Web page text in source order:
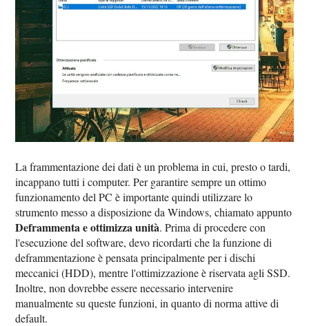
La frammentazione dei dati è un problema in cui, presto o tardi,
incappano tutti i computer. Per garantire sempre un ottimo
funzionamento del PC è importante quindi utilizzare lo
strumento messo a disposizione da Windows, chiamato appunto
Deframmenta e ottimizza unità. Prima di procedere con
l'esecuzione del software, devo ricordarti che la funzione di
deframmentazione è pensata principalmente per i dischi
meccanici (HDD), mentre l'ottimizzazione è riservata agli SSD.
Inoltre, non dovrebbe essere necessario intervenire
manualmente su queste funzioni, in quanto di norma attive di
default.